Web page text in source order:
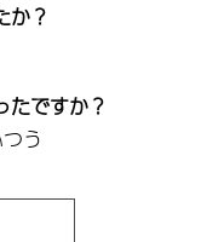
か？
たですか？
う